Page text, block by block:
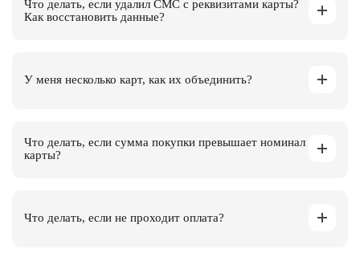
Что делать, если удалил СМС с реквизитами карты?
Как восстановить данные?
У меня несколько карт, как их объединить?
Что делать, если сумма покупки превышает номинал
карты?
Что делать, если не проходит оплата?